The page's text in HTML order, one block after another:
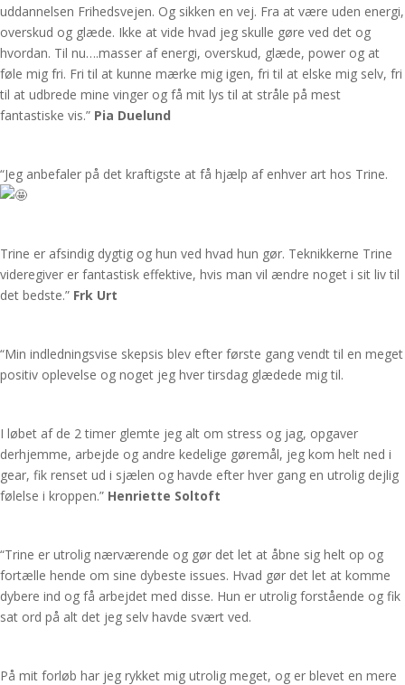
uddannelsen Frihedsvejen. Og sikken en vej. Fra at være uden energi,
overskud og glæde. Ikke at vide hvad jeg skulle gøre ved det og
hvordan. Til nu….masser af energi, overskud, glæde, power og at
føle mig fri. Fri til at kunne mærke mig igen, fri til at elske mig selv, fri
til at udbrede mine vinger og få mit lys til at stråle på mest
fantastiske vis.” Pia Duelund
“Jeg anbefaler på det kraftigste at få hjælp af enhver art hos Trine.
Trine er afsindig dygtig og hun ved hvad hun gør. Teknikkerne Trine
videregiver er fantastisk effektive, hvis man vil ændre noget i sit liv til
det bedste.” Frk Urt
“Min indledningsvise skepsis blev efter første gang vendt til en meget
positiv oplevelse og noget jeg hver tirsdag glædede mig til.
I løbet af de 2 timer glemte jeg alt om stress og jag, opgaver
derhjemme, arbejde og andre kedelige gøremål, jeg kom helt ned i
gear, fik renset ud i sjælen og havde efter hver gang en utrolig dejlig
følelse i kroppen.” Henriette Soltoft
“Trine er utrolig nærværende og gør det let at åbne sig helt op og
fortælle hende om sine dybeste issues. Hvad gør det let at komme
dybere ind og få arbejdet med disse. Hun er utrolig forstående og fik
sat ord på alt det jeg selv havde svært ved.
På mit forløb har jeg rykket mig utrolig meget, og er blevet en mere